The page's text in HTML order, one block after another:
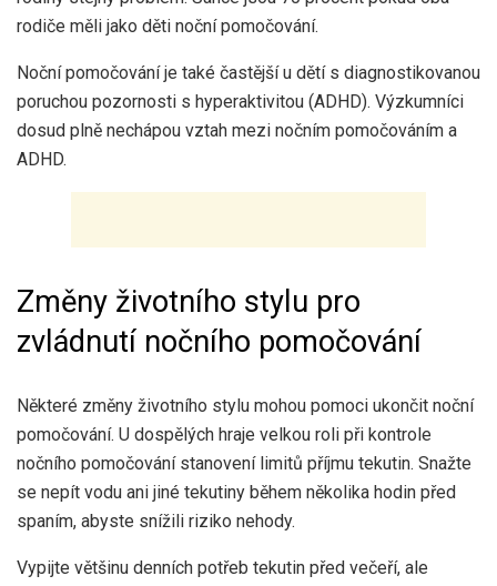
rodiče měli jako děti noční pomočování.
Noční pomočování je také častější u dětí s diagnostikovanou
poruchou pozornosti s hyperaktivitou (ADHD). Výzkumníci
dosud plně nechápou vztah mezi nočním pomočováním a
ADHD.
Změny životního stylu pro
zvládnutí nočního pomočování
Některé změny životního stylu mohou pomoci ukončit noční
pomočování. U dospělých hraje velkou roli při kontrole
nočního pomočování stanovení limitů příjmu tekutin. Snažte
se nepít vodu ani jiné tekutiny během několika hodin před
spaním, abyste snížili riziko nehody.
Vypijte většinu denních potřeb tekutin před večeří, ale